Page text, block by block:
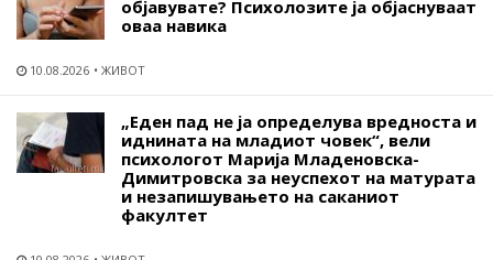
објавувате? Психолозите ја објаснуваат
оваа навика
10.08.2026 ЖИВОТ
„Еден пад не ја определува вредноста и
иднината на младиот човек“, вели
психологот Марија Младеновска-
Димитровска за неуспехот на матурата
и незапишувањето на саканиот
факултет